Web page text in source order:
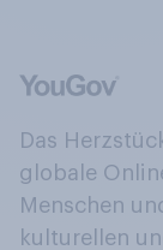
Das
globale
Menschen
kulturellen